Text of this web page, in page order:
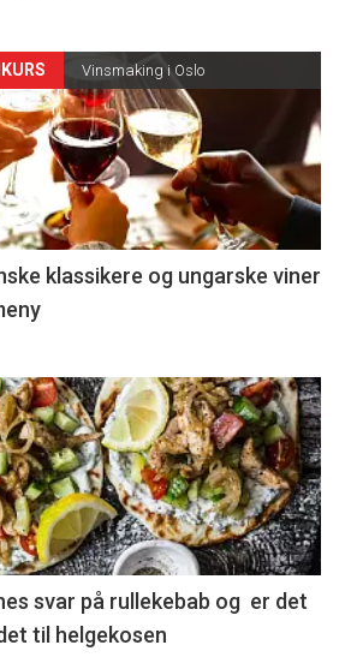
Vinsmaking i Oslo
klassikere og ungarske viner
svar på rullekebab og er det
til helgekosen